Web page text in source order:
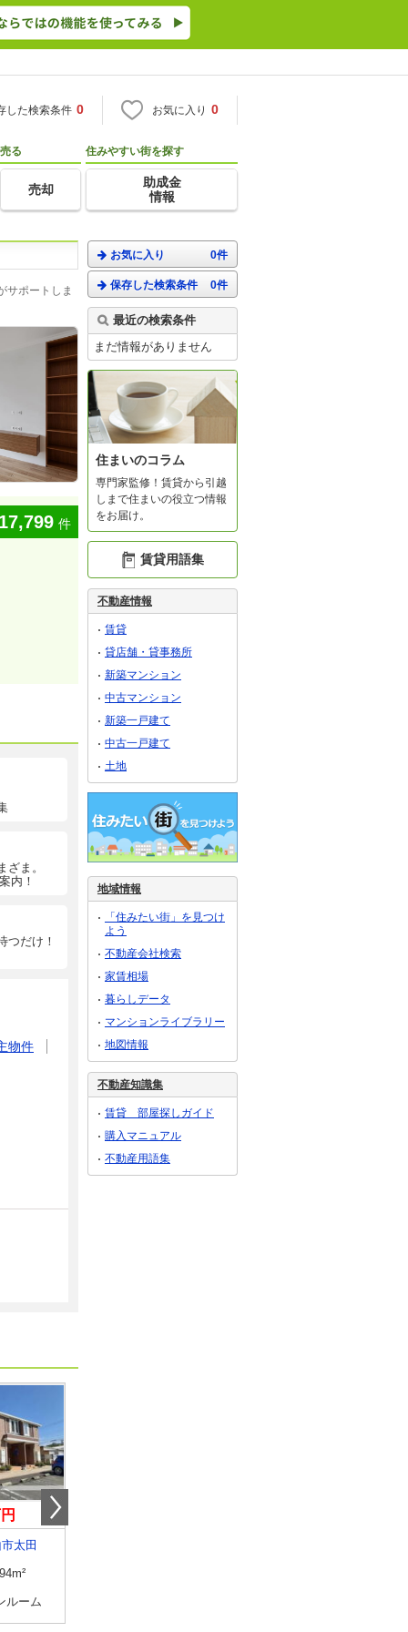
した検索条件 0 お気に入り 0
売る
売却
住みやすい街を探す
助成金
情報
サポートしま
17,799 件
ま。
内！
つだけ！
物件
太田
ルーム
お気に入り 0件
保存した検索条件 0件
最近の検索条件
まだ情報がありません
住まいのコラム
専門家監修！賃貸から引越
しまで住まいの役立つ情報
をお届け。
賃貸用語集
不動産情報
賃貸
貸店舗・貸事務所
新築マンション
中古マンション
新築一戸建て
中古一戸建て
土地
地域情報
「住みたい街」を見つけ
よう
不動産会社検索
家賃相場
暮らしデータ
マンションライブラリー
地図情報
不動産知識集
賃貸 部屋探しガイド
購入マニュアル
不動産用語集